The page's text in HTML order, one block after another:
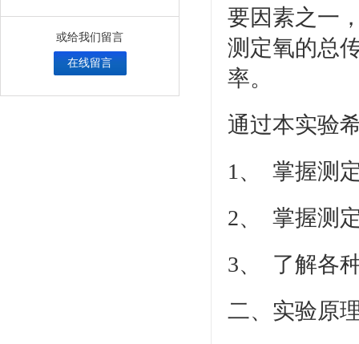
或给我们留言
在线留言
要因素之一
测定氧的总
率。
通过本实验
1、 掌握测
2、 掌握测
3、 了解各
二、实验原